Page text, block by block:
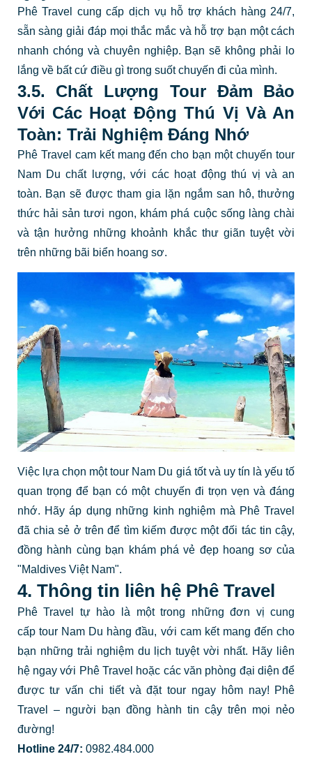
Phê Travel cung cấp dịch vụ hỗ trợ khách hàng 24/7,
sẵn sàng giải đáp mọi thắc mắc và hỗ trợ bạn một cách
nhanh chóng và chuyên nghiệp. Bạn sẽ không phải lo
lắng về bất cứ điều gì trong suốt chuyến đi của mình.
3.5. Chất Lượng Tour Đảm Bảo
Với Các Hoạt Động Thú Vị Và An
Toàn: Trải Nghiệm Đáng Nhớ
Phê Travel cam kết mang đến cho bạn một chuyến tour
Nam Du chất lượng, với các hoạt động thú vị và an
toàn. Bạn sẽ được tham gia lặn ngắm san hô, thưởng
thức hải sản tươi ngon, khám phá cuộc sống làng chài
và tận hưởng những khoảnh khắc thư giãn tuyệt vời
trên những bãi biển hoang sơ.
Việc lựa chọn một tour Nam Du giá tốt và uy tín là yếu tố
quan trọng để bạn có một chuyến đi trọn vẹn và đáng
nhớ. Hãy áp dụng những kinh nghiệm mà Phê Travel
đã chia sẻ ở trên để tìm kiếm được một đối tác tin cậy,
đồng hành cùng bạn khám phá vẻ đẹp hoang sơ của
"Maldives Việt Nam".
4. Thông tin liên hệ Phê Travel
Phê Travel tự hào là một trong những đơn vị cung
cấp tour Nam Du hàng đầu, với cam kết mang đến cho
bạn những trải nghiệm du lịch tuyệt vời nhất. Hãy liên
hệ ngay với Phê Travel hoặc các văn phòng đại diện để
được tư vấn chi tiết và đặt tour ngay hôm nay! Phê
Travel – người bạn đồng hành tin cậy trên mọi nẻo
đường!
Hotline 24/7: 0982.484.000